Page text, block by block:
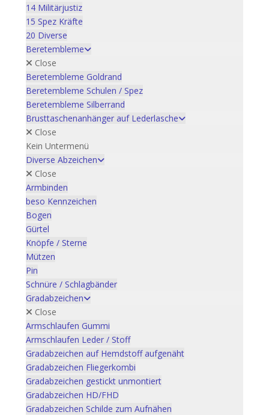
14 Militärjustiz
15 Spez Kräfte
20 Diverse
Beretembleme
Close
Beretembleme Goldrand
Beretembleme Schulen / Spez
Beretembleme Silberrand
Brusttaschenanhänger auf Lederlasche
Close
Kein Untermenü
Diverse Abzeichen
Close
Armbinden
beso Kennzeichen
Bogen
Gürtel
Knöpfe / Sterne
Mützen
Pin
Schnüre / Schlagbänder
Gradabzeichen
Close
Armschlaufen Gummi
Armschlaufen Leder / Stoff
Gradabzeichen auf Hemdstoff aufgenäht
Gradabzeichen Fliegerkombi
Gradabzeichen gestickt unmontiert
Gradabzeichen HD/FHD
Gradabzeichen Schilde zum Aufnähen